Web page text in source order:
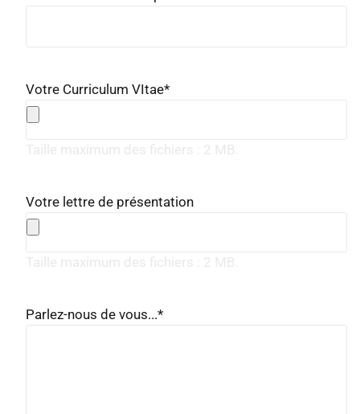
Votre Curriculum VItae*
Votre lettre de présentation
Parlez-nous de vous...*